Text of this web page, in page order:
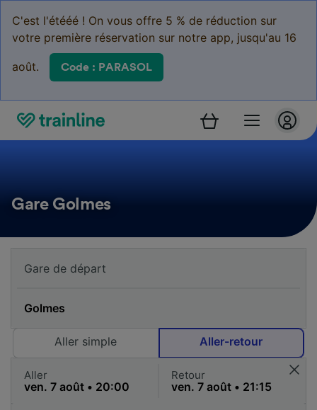
C'est l'étééé ! On vous offre 5 % de réduction sur
votre première réservation sur notre app, jusqu'au 16
août. Code : PARASOL
Gare Golmes
Aller simple Aller-retour
Aller Retour